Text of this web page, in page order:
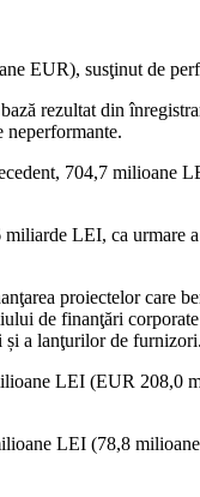
EUR), susţinut de
rezultat din
neperformante.
704,7
LEI, ca urmare
proiectelor care
de finanţări
și a lanţurilor de furnizori.
LEI (EUR 208,0
LEI (78,8